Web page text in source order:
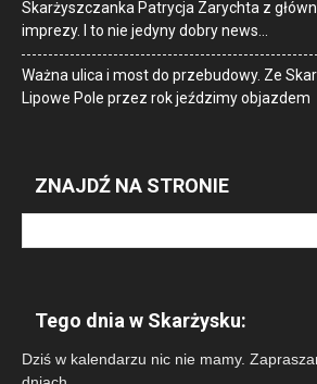
Skarżyszczanka Patrycja Zarychta z
imprezy. I to nie jedyny dobry news…
Ważna ulica i most do przebudowy. Ze
Lipowe Pole przez rok jeździmy objazdem
ZNAJDŹ NA STRONIE
Tego dnia w Skarżysku:
Dziś w kalendarzu nic nie mamy.